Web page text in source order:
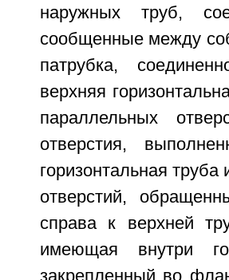
наружных труб,
сообщенные между
патрубка,
верхняя
параллельных
отверстия,
горизонтальная
отверстий,
справа к верхней
имеющая внутри
закрепленный во